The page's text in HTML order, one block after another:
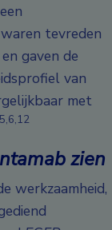
tevreden
gaven de
van
met
5,6,12
zien
werkzaamheid,